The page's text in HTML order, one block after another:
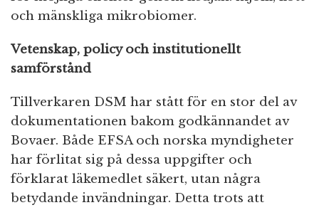
och mänskliga mikrobiomer.
Vetenskap, policy och institutionellt
samförstånd
Tillverkaren DSM har stått för en stor del av
dokumentationen bakom godkännandet av
Bovaer. Både EFSA och norska myndigheter
har förlitat sig på dessa uppgifter och
förklarat läkemedlet säkert, utan några
betydande invändningar. Detta trots att